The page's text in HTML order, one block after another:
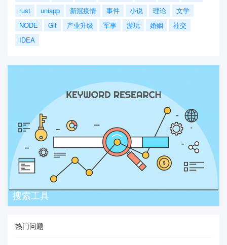
rust
uniapp 新冠疫情 事件 小说 理论
文学
NODE
Git 产业升级 军事 游玩 婚姻
社交
IDEA
搜索工具
热门问题